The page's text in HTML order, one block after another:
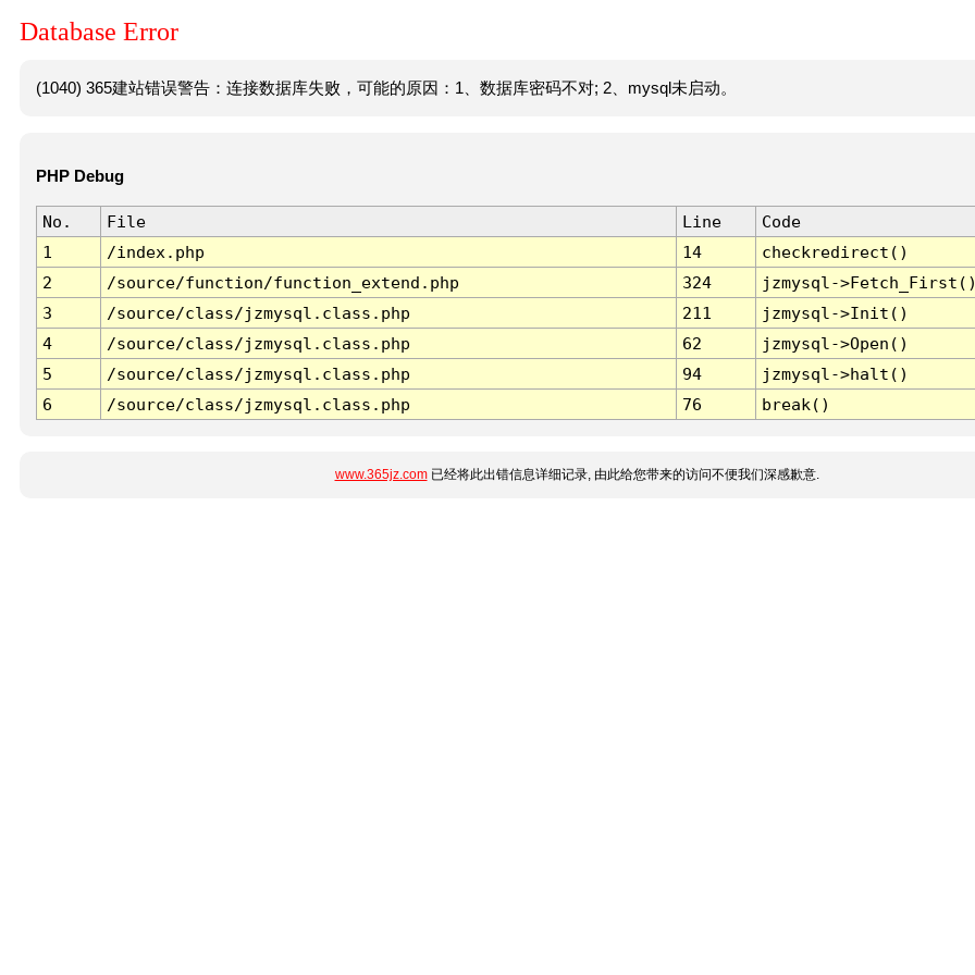
Database Error
(1040) 365建站错误警告：连接数据库失败，可能的原因：1、数据库密码不对; 2、mysql未启动。
PHP Debug
No. File Line
Code
1
/index.php 14
checkredirect()
2
/source/function/function_extend.php 324
jzmysql-
3
/source/class/jzmysql.class.php 211
jzmysql->Init()
4
/source/class/jzmysql.class.php 62
jzmysql->Open()
5
/source/class/jzmysql.class.php 94
jzmysql->halt()
6
/source/class/jzmysql.class.php 76 break()
www.365jz.com已经将此出错信息详细记录, 由此给您带来的访问不便我们深感歉意.